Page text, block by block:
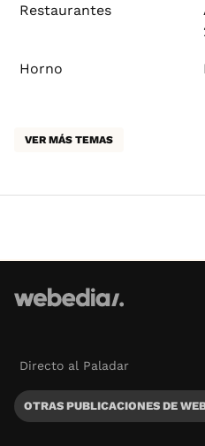
Restaurantes
Horno
VER MÁS TEMAS
Directo al Paladar
OTRAS PUBLICACIONES DE